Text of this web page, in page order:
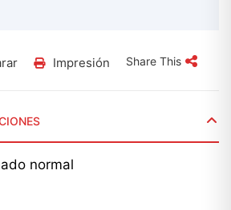
Impresión Share This
normal